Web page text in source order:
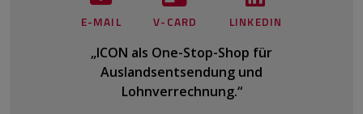
E-MAIL V-CARD LINKEDIN
„ICON als One-Stop-Shop für
Auslandsentsendung und
Lohnverrechnung.“